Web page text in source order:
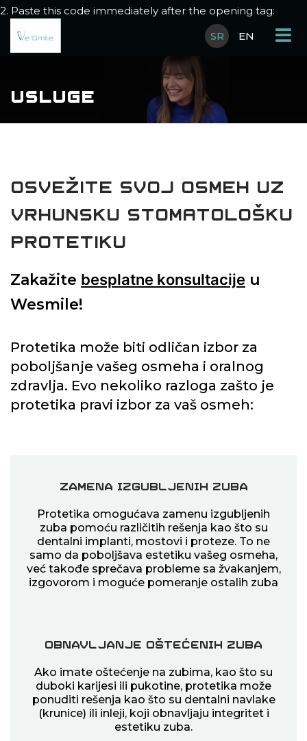
2. Paste this code immediately after the opening tag:
SR
EN
USLUGE
OSVEŽITE SVOJ OSMEH UZ
VRHUNSKU STOMATOLOŠKU
PROTETIKU
Zakažite besplatne konsultacije u
Wesmile!
Protetika može biti odličan izbor za
poboljšanje vašeg osmeha i oralnog
zdravlja. Evo nekoliko razloga zašto je
protetika pravi izbor za vaš osmeh:
Zamena izgubljenih zuba
Protetika omogućava zamenu izgubljenih
zuba pomoću različitih rešenja kao što su
dentalni implanti, mostovi i proteze. To ne
samo da poboljšava estetiku vašeg osmeha,
već takođe sprečava probleme sa žvakanjem,
izgovorom i moguće pomeranje ostalih zuba
Obnavljanje oštećenih zuba
Ako imate oštećenje na zubima, kao što su
duboki karijesi ili pukotine, protetika može
ponuditi rešenja kao što su dentalni navlake
(krunice) ili inleji, koji obnavljaju integritet i
estetiku zuba.